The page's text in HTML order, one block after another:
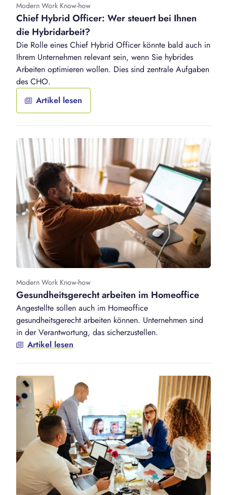
Modern Work Know-how
Chief Hybrid Officer: Wer steuert bei Ihnen
die Hybridarbeit?
Die Rolle eines Chief Hybrid Officer könnte bald auch in
Ihrem Unternehmen relevant sein, wenn Sie hybrides
Arbeiten optimieren wollen. Dies sind zentrale Aufgaben
des CHO.
Artikel lesen
Modern Work Know-how
Gesundheitsgerecht arbeiten im Homeoffice
Angestellte sollen auch im Homeoffice
gesundheitsgerecht arbeiten können. Unternehmen sind
in der Verantwortung, das sicherzustellen.
Artikel lesen